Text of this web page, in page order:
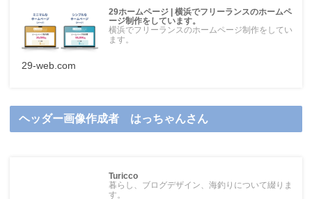
29ホームページ | 横浜でフリーランスのホームペ
ージ制作をしています。
横浜でフリーランスのホームページ制作をしてい
ます。
29-web.com
ヘッダー画像作成者 はっちゃんさん
Turicco
暮らし、ブログデザイン、海釣りについて綴りま
す。